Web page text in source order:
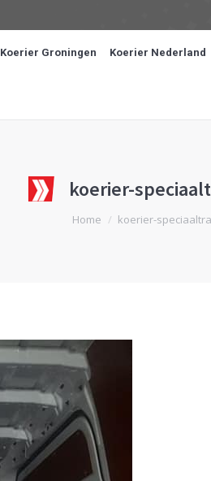
Koerier Groningen Koerier Nederland
koerier-
Je bent hier:
Home koerier-